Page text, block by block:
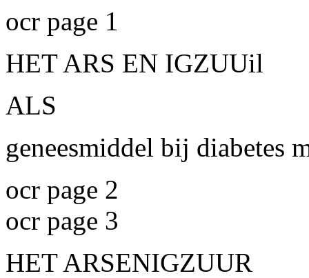
ocr page 1
HET ARS EN IGZUUil
ALS
geneesmiddel bij diabetes
ocr page 2
ocr page 3
HET ARSENIGZUUR